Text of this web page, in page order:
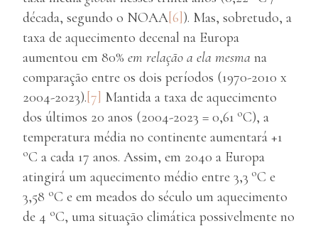
década, segundo o NOAA[6]). Mas, sobretudo, a
taxa de aquecimento decenal na Europa
aumentou em 80% em relação a ela mesma na
comparação entre os dois períodos (1970-2010 x
2004-2023).[7] Mantida a taxa de aquecimento
dos últimos 20 anos (2004-2023 = 0,61 oC), a
temperatura média no continente aumentará +1
oC a cada 17 anos. Assim, em 2040 a Europa
atingirá um aquecimento médio entre 3,3 oC e
3,58 oC e em meados do século um aquecimento
de 4 oC, uma situação climática possivelmente no